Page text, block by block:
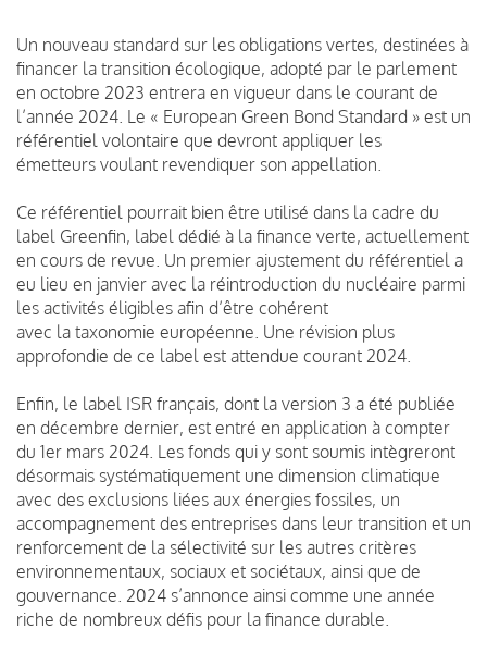
Un nouveau standard sur les obligations vertes, destinées à
financer la transition écologique, adopté par le parlement
en octobre 2023 entrera en vigueur dans le courant de
l’année 2024. Le « European Green Bond Standard » est un
référentiel volontaire que devront appliquer les
émetteurs voulant revendiquer son appellation.
Ce référentiel pourrait bien être utilisé dans la cadre du
label Greenfin, label dédié à la finance verte, actuellement
en cours de revue. Un premier ajustement du référentiel a
eu lieu en janvier avec la réintroduction du nucléaire parmi
les activités éligibles afin d’être cohérent
avec la taxonomie européenne. Une révision plus
approfondie de ce label est attendue courant 2024.
Enfin, le label ISR français, dont la version 3 a été publiée
en décembre dernier, est entré en application à compter
du 1er mars 2024. Les fonds qui y sont soumis intègreront
désormais systématiquement une dimension climatique
avec des exclusions liées aux énergies fossiles, un
accompagnement des entreprises dans leur transition et un
renforcement de la sélectivité sur les autres critères
environnementaux, sociaux et sociétaux, ainsi que de
gouvernance. 2024 s’annonce ainsi comme une année
riche de nombreux défis pour la finance durable.